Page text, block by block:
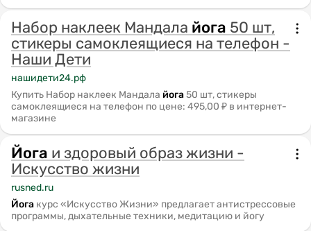
лагерей и для семейного
Набор наклеек Мандала йога 50 шт,
стикеры самоклеящиеся на телефон -
Наши Дети
нашидети24.рф
Купить Набор наклеек Мандала йога50 шт, стикеры
самоклеящиеся на телефон по цене: 495,00 ₽ в интернет-
магазине
Йога и здоровый образ жизни -
Искусство жизни
rusned.ru
Йога курс «Искусство Жизни» предлагает антистрессовые
программы, дыхательные техники, медитацию и йогу